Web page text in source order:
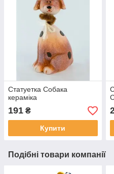
Статуетка Собака
кераміка
191 ₴
Купити
Подібні товари компанії